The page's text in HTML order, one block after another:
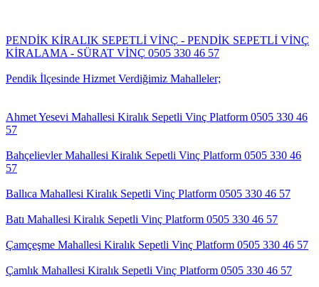
PENDİK KİRALIK SEPETLİ VİNÇ - PENDİK SEPETLİ VİNÇ
KİRALAMA - SÜRAT VİNÇ 0505 330 46 57
Pendik İlçesinde Hizmet Verdiğimiz Mahalleler;
Ahmet Yesevi Mahallesi Kiralık Sepetli Vinç Platform 0505 330 46
57
Bahçelievler Mahallesi Kiralık Sepetli Vinç Platform 0505 330 46
57
Ballıca Mahallesi Kiralık Sepetli Vinç Platform 0505 330 46 57
Batı Mahallesi Kiralık Sepetli Vinç Platform 0505 330 46 57
Çamçeşme Mahallesi Kiralık Sepetli Vinç Platform 0505 330 46 57
Çamlık Mahallesi Kiralık Sepetli Vinç Platform 0505 330 46 57